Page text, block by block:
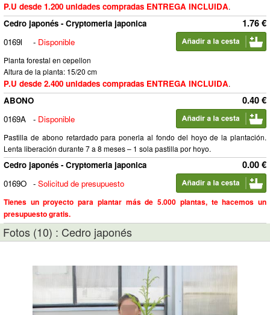
P.U desde 1.200 unidades compradas ENTREGA INCLUIDA.
1.76 €
Cedro japonés - Cryptomeria japonica
0169l
- Disponible
Planta forestal en cepellon
Altura de la planta: 15/20 cm
P.U desde 2.400 unidades compradas ENTREGA INCLUIDA.
0.40 €
ABONO
0169A
- Disponible
Pastilla de abono retardado para ponerla al fondo del hoyo de la plantación.
Lenta liberación durante 7 a 8 meses – 1 sola pastilla por hoyo.
0.00 €
Cedro japonés - Cryptomeria japonica
0169O - Solicitud de presupuesto
Tienes un proyecto para plantar más de 5.000 plantas, te hacemos un
presupuesto gratis.
Fotos (10) : Cedro japonés